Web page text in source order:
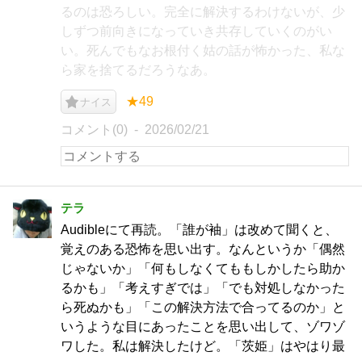
るのは恐ろしい。完全に解決するわけないが、少
しずつ前向きになっていき共存していくのがい
い。死んでもなお根付く姑の話が怖かった、私な
ら家を捨てるだろうなあ。
ナイス ★49
コメント(0) 2026/02/21
テラ
Audibleにて再読。「誰が袖」は改めて聞くと、
覚えのある恐怖を思い出す。なんというか「偶然
じゃないか」「何もしなくてももしかしたら助か
るかも」「考えすぎでは」「でも対処しなかった
ら死ぬかも」「この解決方法で合ってるのか」と
いうような目にあったことを思い出して、ゾワゾ
ワした。私は解決したけど。「茨姫」はやはり最